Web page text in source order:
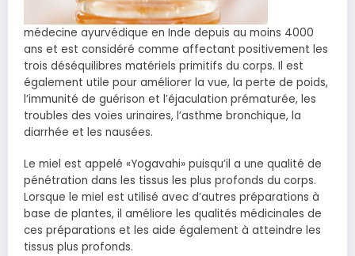
médecine ayurvédique en Inde depuis au moins 4000
ans et est considéré comme affectant positivement les
trois déséquilibres matériels primitifs du corps. Il est
également utile pour améliorer la vue, la perte de poids,
l’immunité de guérison et l’éjaculation prématurée, les
troubles des voies urinaires, l’asthme bronchique, la
diarrhée et les nausées.
Le miel est appelé «Yogavahi» puisqu’il a une qualité de
pénétration dans les tissus les plus profonds du corps.
Lorsque le miel est utilisé avec d’autres préparations à
base de plantes, il améliore les qualités médicinales de
ces préparations et les aide également à atteindre les
tissus plus profonds.